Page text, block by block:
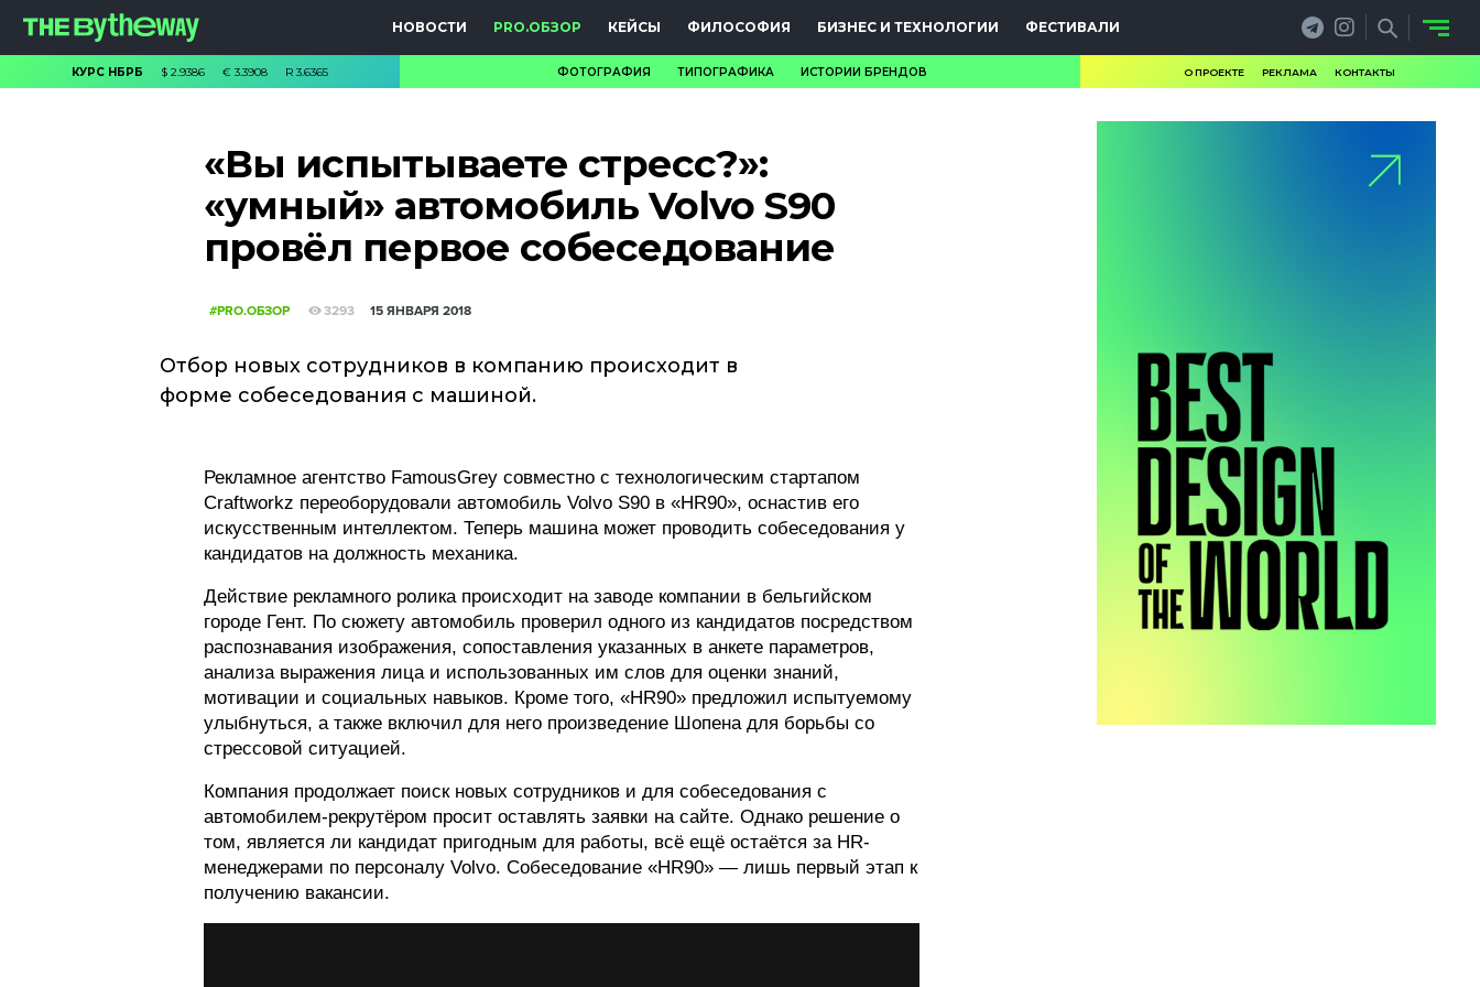
НОВОСТИ PRO.ОБЗОР КЕЙСЫ ФИЛОСОФИЯ БИЗНЕС И ТЕХНОЛОГИИ ФЕСТИВАЛИ
КУРС НБРБ $2.9386 € 3.3908 R3.6365 ФОТОГРАФИЯ ТИПОГРАФИКА ИСТОРИИ БРЕНДОВ О ПРОЕКТЕ РЕКЛАМА КОНТАКТЫ
«Вы испытываете стресс?»:
«умный» автомобиль Volvo S90
провёл первое собеседование
#PRO.ОБЗОР 3293 15 ЯНВАРЯ 2018
Отбор новых сотрудников в компанию происходит в
форме собеседования с машиной.
Рекламное агентство FamousGrey совместно с технологическим стартапом
Craftworkz переоборудовали автомобиль Volvo S90 в «HR90», оснастив его
искусственным интеллектом. Теперь машина может проводить собеседования у
кандидатов на должность механика.
Действие рекламного ролика происходит на заводе компании в бельгийском
городе Гент. По сюжету автомобиль проверил одного из кандидатов посредством
распознавания изображения, сопоставления указанных в анкете параметров,
анализа выражения лица и использованных им слов для оценки знаний,
мотивации и социальных навыков. Кроме того, «HR90» предложил испытуемому
улыбнуться, а также включил для него произведение Шопена для борьбы со
стрессовой ситуацией.
Компания продолжает поиск новых сотрудников и для собеседования с
автомобилем-рекрутёром просит оставлять заявки на сайте. Однако решение о
том, является ли кандидат пригодным для работы, всё ещё остаётся за HR-
менеджерами по персоналу Volvo. Собеседование «HR90» — лишь первый этап к
получению вакансии.
PRO.ОБЗОР
КЕЙСЫ
ФИЛОСОФИЯ
БИЗНЕС И
ФОТОГРАФИЯ
ИСТОРИИ БРЕНДОВ
О ПРОЕКТЕ
РЕКЛАМА